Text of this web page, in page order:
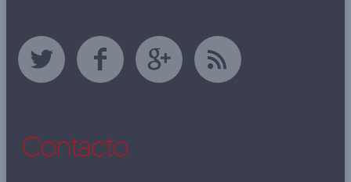
Contacto